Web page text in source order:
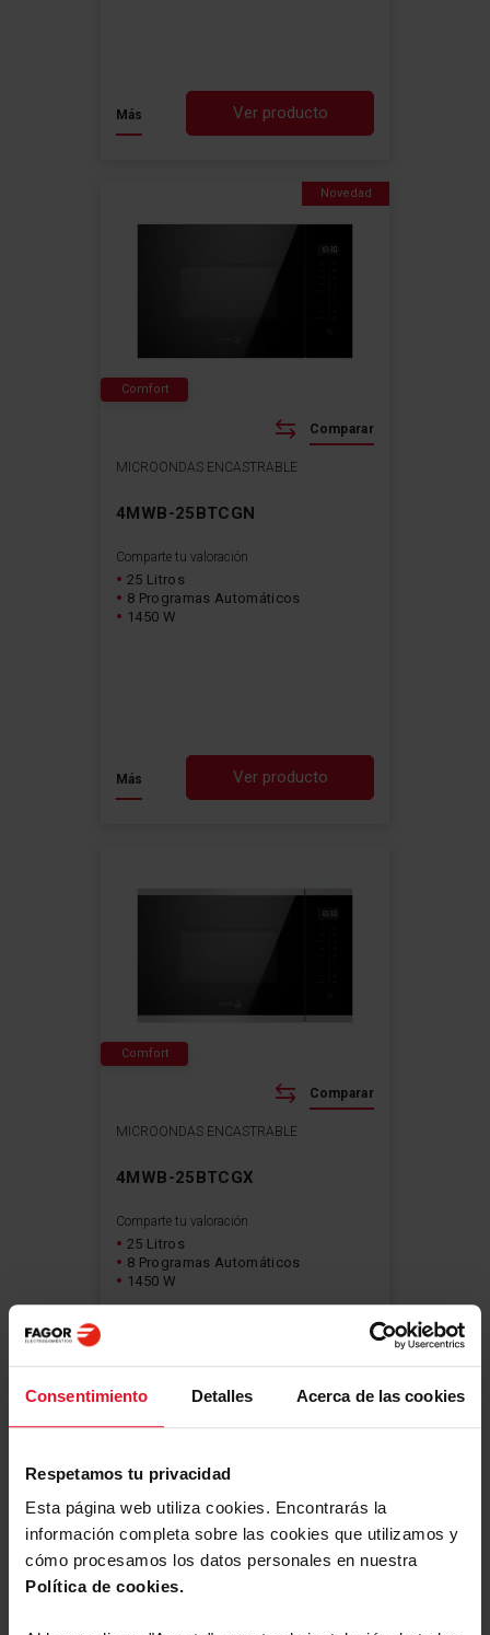
Consentimiento Detalles Acerca de las cookies
Respetamos tu privacidad
Esta página web utiliza cookies. Encontrarás la
información completa sobre las cookies que utilizamos y
cómo procesamos los datos personales en nuestra
Política de cookies.
Ver producto
Más
MICROONDAS ENCASTRABLE
4MWB-25BTCGN
Ver producto
Más
Comparte tu valoración
25 Litros
8 Programas Automáticos
1450 W
Comparar
Comfort
Novedad
MICROONDAS ENCASTRABLE
4MWB-25BTCGX
Comparte tu valoración
25 Litros
8 Programas Automáticos
1450 W
Comparar
Comfort